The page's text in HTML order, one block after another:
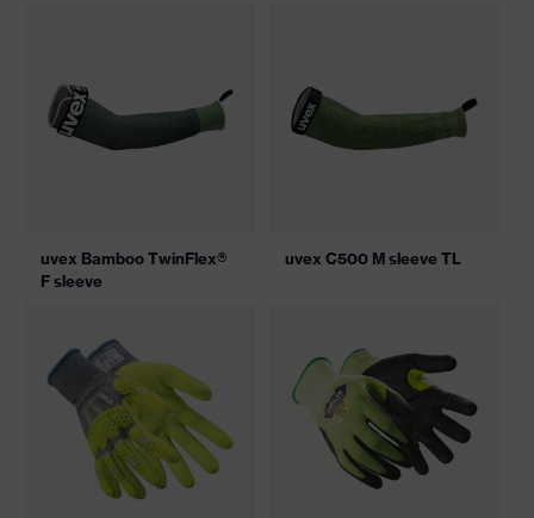
uvex Bamboo TwinFlex®
F sleeve
uvex C500 M sleeve TL